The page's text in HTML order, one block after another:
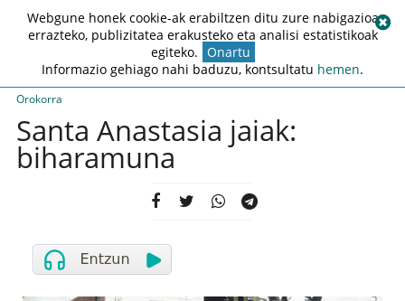
Orokorra
Santa Anastasia jaiak:
biharamuna
Webgune honek cookie-ak erabiltzen ditu zure nabigazioa
errazteko, publizitatea erakusteko eta analisi estatistikoak
egiteko. Onartu
Informazio gehiago nahi baduzu, kontsultatu hemen.